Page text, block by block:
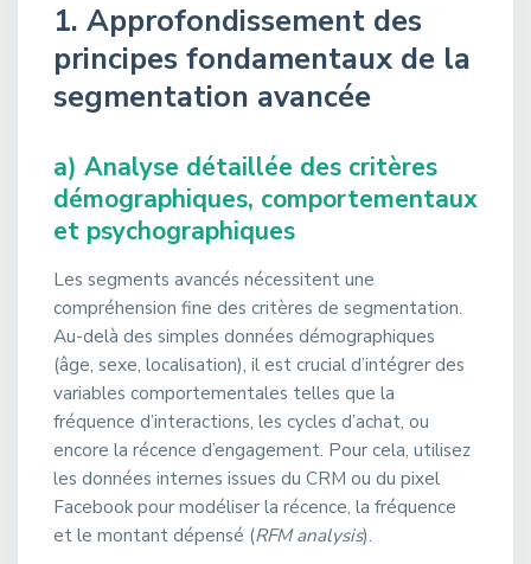
1. Approfondissement des
principes fondamentaux de la
segmentation avancée
a) Analyse détaillée des critères
démographiques, comportementaux
et psychographiques
Les segments avancés nécessitent une
compréhension fine des critères de segmentation.
Au-delà des simples données démographiques
(âge, sexe, localisation), il est crucial d’intégrer des
variables comportementales telles que la
fréquence d’interactions, les cycles d’achat, ou
encore la récence d’engagement. Pour cela, utilisez
les données internes issues du CRM ou du pixel
Facebook pour modéliser la récence, la fréquence
et le montant dépensé (RFM analysis).